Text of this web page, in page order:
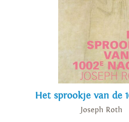
Het sprookje van de
Joseph Roth